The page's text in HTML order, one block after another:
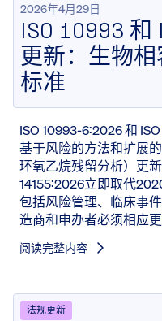
2026年4月29日
ISO 10993 和
更新：生物相
标准
ISO 10993-6:2026 和
基于风险的方法和扩展
环氧乙烷残留分析）更
14155:2026立即取代
包括风险管理、临床事
造商和申办者必须相应更
阅读完整内容
法规更新